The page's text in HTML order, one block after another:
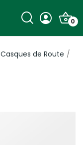
0
Casques de Route